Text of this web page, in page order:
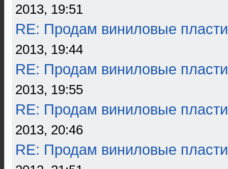
2013, 19:51
RE: Продам виниловые
2013, 19:44
RE: Продам виниловые
2013, 19:55
RE: Продам виниловые
2013, 20:46
RE: Продам виниловые